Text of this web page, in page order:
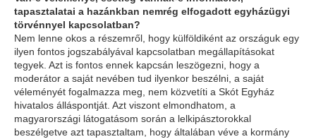
tapasztalatai a hazánkban nemrég elfogadott egyházügyi
törvénnyel kapcsolatban?
Nem lenne okos a részemről, hogy külföldiként az országuk egy
ilyen fontos jogszabályával kapcsolatban megállapításokat
tegyek. Azt is fontos ennek kapcsán leszögezni, hogy a
moderátor a saját nevében tud ilyenkor beszélni, a saját
véleményét fogalmazza meg, nem közvetíti a Skót Egyház
hivatalos álláspontját. Azt viszont elmondhatom, a
magyarországi látogatásom során a lelkipásztorokkal
beszélgetve azt tapasztaltam, hogy általában véve a kormány